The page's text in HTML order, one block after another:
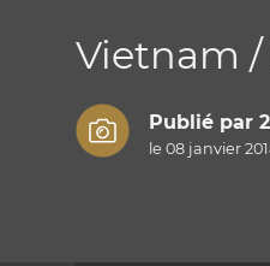
Vietnam
Publié par
le 08 janvier